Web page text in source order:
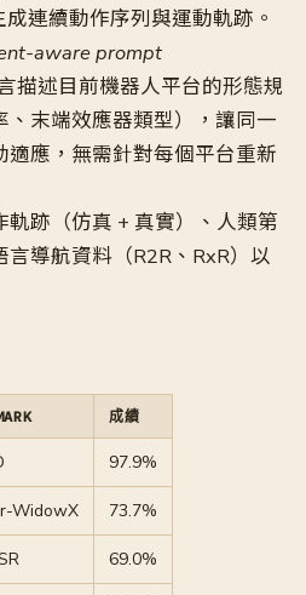
連續動作序列與運動軌跡。
aware prompt
描述目前機器人平台的形態規
末端效應器類型），讓同一
應，無需針對每個平台重新
跡（仿真 + 真實）、人類第
導航資料（R2R、RxR）以
成績
97.9%
WidowX 73.7%
69.0%